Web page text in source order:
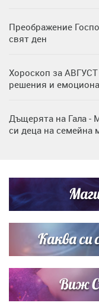
Преображение
свят ден
Хороскоп за
решения и
Дъщерята на Гала -
си деца на семейна
Братя Аргирови я
„Тук сме най-
Димов издадоха
Каква си
Виж